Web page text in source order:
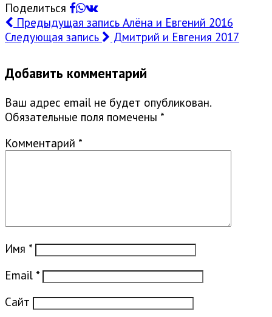
Поделиться
Предыдущая запись Алёна и Евгений 2016
Следующая запись
Дмитрий и Евгения 2017
Добавить комментарий
Ваш адрес email не будет опубликован.
Обязательные поля помечены *
Комментарий *
Имя *
Email *
Сайт